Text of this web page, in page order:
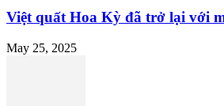
Việt quất Hoa Kỳ đã trở lại với
May 25, 2025